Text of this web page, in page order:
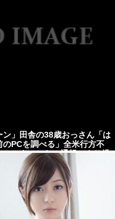
ン」田舎の38歳おっさん「は
のPCを調べる」全米行方不
ンターからの通報により児
、逮捕